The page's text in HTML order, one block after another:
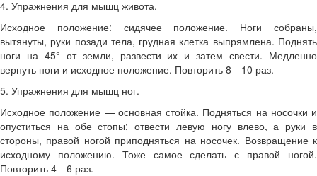
4. Упражнения для мышц живота.
Исходное положение: сидячее положение. Ноги собраны,
вытянуты, руки позади тела, грудная клетка выпрямлена. Поднять
ноги на 45° от земли, развести их и затем свести. Медленно
вернуть ноги и исходное положение. Повторить 8—10 раз.
5. Упражнения для мышц ног.
Исходное положение — основная стойка. Подняться на носочки и
опуститься на обе стопы; отвести левую ногу влево, а руки в
стороны, правой ногой приподняться на носочек. Возвращение к
исходному положению. Тоже самое сделать с правой ногой.
Повторить 4—6 раз.